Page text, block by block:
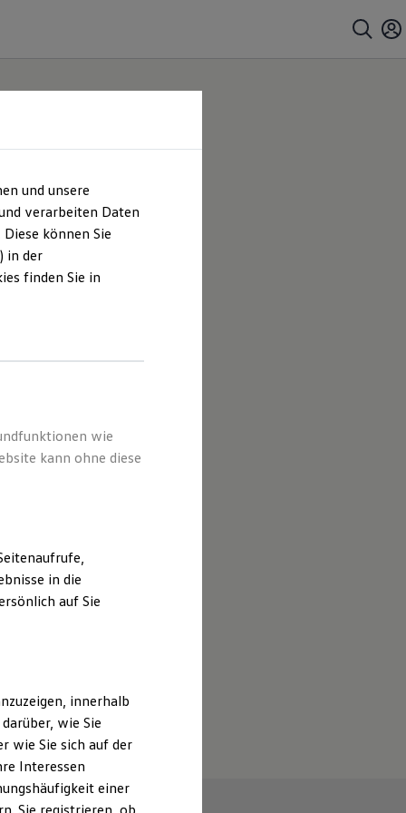
und unsere
verarbeiten Daten
können Sie
in der
finden Sie in
wie
kann ohne diese
in die
auf Sie
innerhalb
wie Sie
wie Sie sich auf der
Interessen
einer
Sie registrieren, ob